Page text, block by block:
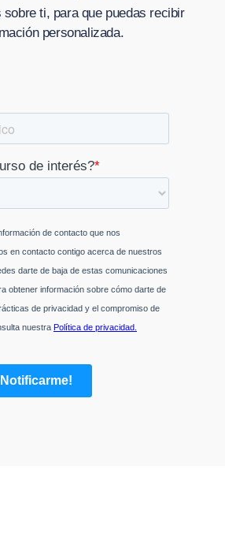
ti, para que puedas recibir
personalizada.